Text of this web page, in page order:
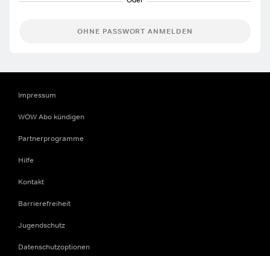
OHNE PASSWORT ANMELDEN
Impressum
WOW Abo kündigen
Partnerprogramme
Hilfe
Kontakt
Barrierefreiheit
Jugendschutz
Datenschutzoptionen